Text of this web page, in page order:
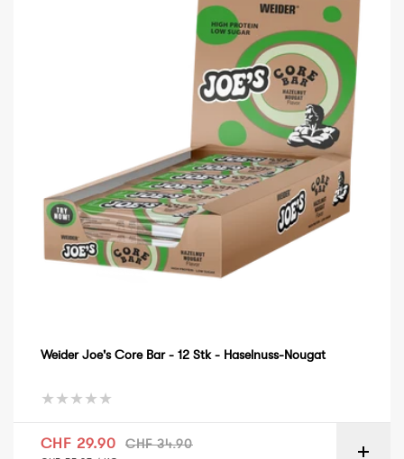
Weider Joe's Core Bar - 12 Stk - Haselnuss-Nougat
CHF 34.90
Verkaufspreis
CHF 29.90